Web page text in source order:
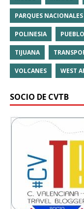
PARQUES NACIONALES
POLINESIA
TIJUANA
VOLCANES WEST
SOCIO DE CVTB